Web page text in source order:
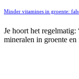
Minder vitamines in groente:
Je hoort het regelmatig:
mineralen in groente